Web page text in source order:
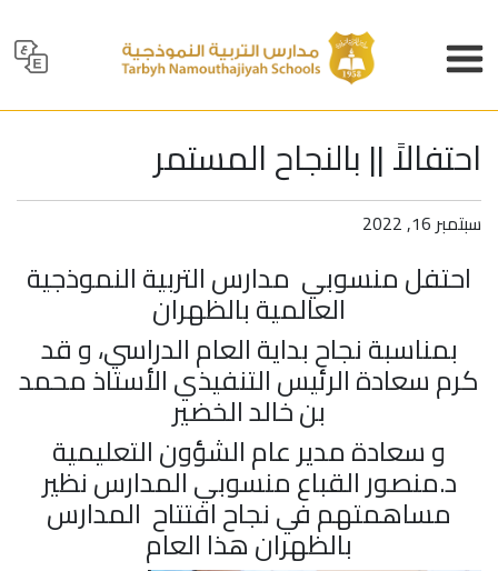
احتفالاً || بالنجاح المستمر
سبتمبر 16, 2022
احتفل منسوبي مدارس التربية النموذجية
العالميةبالظهران
بمناسبة نجاح بداية العام الدراسي، و قد
كرم سعادة الرئيس التنفيذي الأستاذ محمد
بن خالد الخضير
و سعادة مدير عام الشؤون التعليمية
د.منصور القباع منسوبي المدارس نظير
مساهمتهم في نجاح افتتاح المدارس
بالظهرانهذا العام